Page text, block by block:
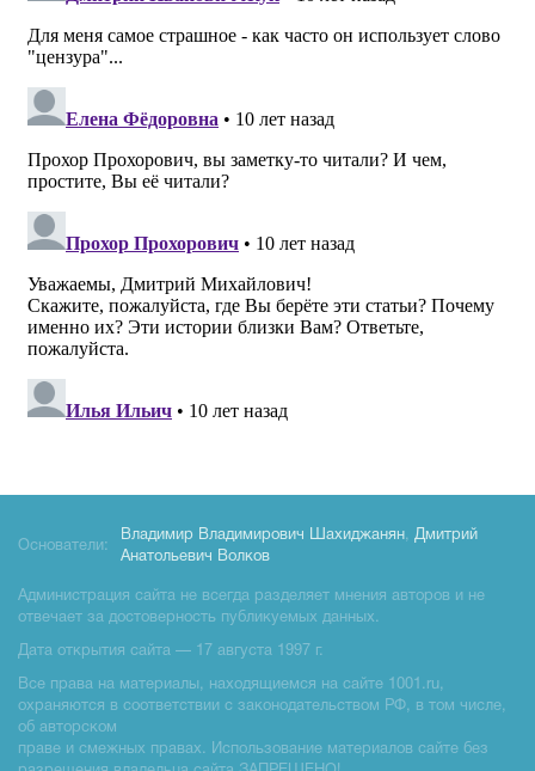
Основатели:
Владимир Владимирович Шахиджанян, Дмитрий
Анатольевич Волков
Администрация сайта не всегда разделяет мнения авторов и не
отвечает за достоверность публикуемых данных.
Дата открытия сайта — 17 августа 1997 г.
Все права на материалы, находящиемся на сайте 1001.ru,
охраняются в соответствии с законодательством РФ, в том числе,
об авторском
праве и смежных правах. Использование материалов сайте без